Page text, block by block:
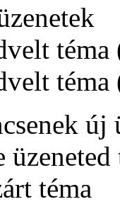
téma
új
téma